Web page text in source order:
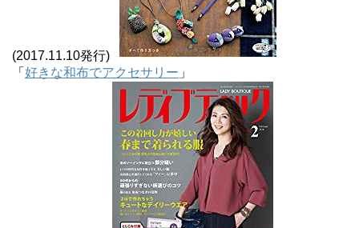
(2017.11.10発行)
「 好きな和布でアクセサリー 」